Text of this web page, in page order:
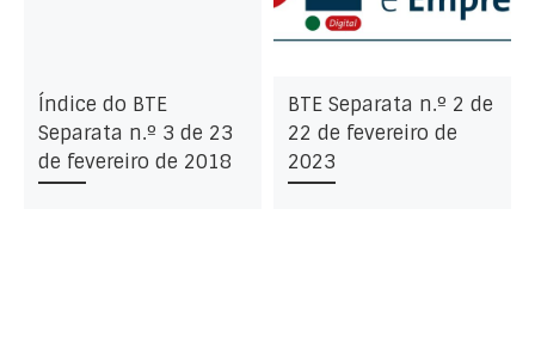
Índice do BTE
Separata n.º 3 de 23
de fevereiro de 2018
BTE Separata n.º 2 de
22 de fevereiro de
2023